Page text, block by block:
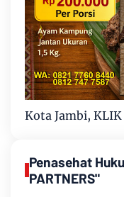
Kota Jambi,
Penasehat
PARTNERS"